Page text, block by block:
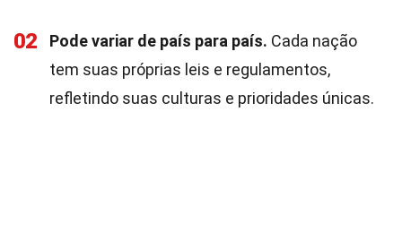
02 Pode variar de país para país. Cada nação
tem suas próprias leis e regulamentos,
refletindo suas culturas e prioridades únicas.